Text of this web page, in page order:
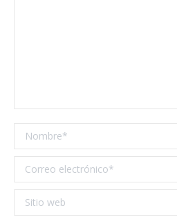
Nombre *
Correo electrónico *
Sitio web